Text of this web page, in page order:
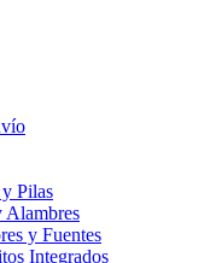
Pilas
Alambres
y Fuentes
Integrados